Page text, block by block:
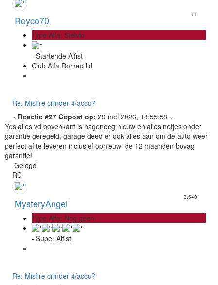
Royco70
11
Type Alfa: Stelvio
- Startende Alfist
Club Alfa Romeo lid
Re: Misfire cilinder 4/accu?
« Reactie #27 Gepost op: 29 mei 2026, 18:55:58 »
Yes alles vd bovenkant is nagenoeg nieuw en alles netjes onder
garantie geregeld, garage deed er ook alles aan om de auto weer
perfect af te leveren inclusief opnieuw de 12 maanden bovag
garantie!
Gelogd
RC
MysteryAngel
3.540
Type Alfa: Nog geen
- Super Alfist
Re: Misfire cilinder 4/accu?